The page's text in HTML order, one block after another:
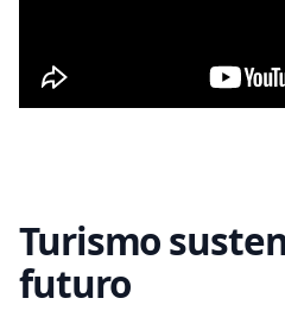
Turismo
futuro